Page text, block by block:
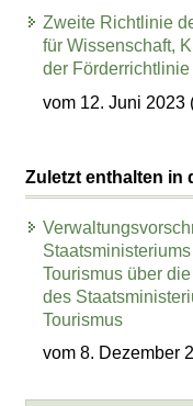
Zweite Richtlinie
für Wissenschaft,
der
vom 12. Juni 2023
Zuletzt enthalten in
Tourismus über
des
Tourismus
vom 8. Dezember